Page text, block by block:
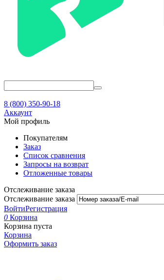
8 (800) 350-90-18
Аккаунт
Мой профиль
Покупателям
Заказ
Список сравнения
Запросы на возврат
Отложенные товары
Отслеживание заказа
Отслеживание заказа
ВойтиРегистрация
0 Корзина
Корзина пуста
Корзина
Оформить заказ